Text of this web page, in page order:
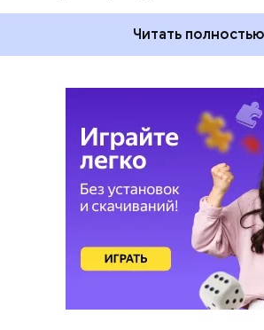
Читать полностью